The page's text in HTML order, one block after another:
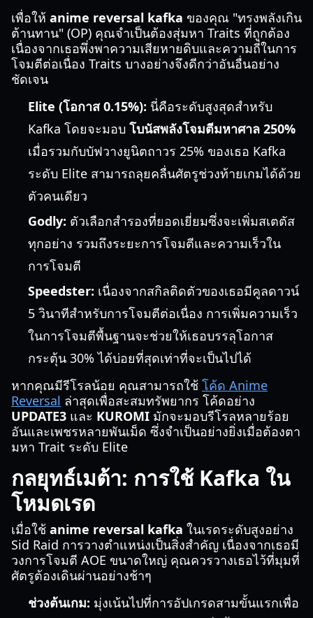
เพื่อให้ anime reversal kafka ของคุณ "ทรงพลังเกิน
ต้านทาน" (OP) คุณจำเป็นต้องสุ่มหา Traits ที่ถูกต้อง
เนื่องจากเธอพึ่งพาความเสียหายดิบและความถี่ในการ
โจมตีต่อเนื่อง Traits บางอย่างจึงดีกว่าอันอื่นอย่าง
ชัดเจน
Elite (โอกาส 0.15%): นี่คือระดับสูงสุดสำหรับ
Kafka โดยจะมอบ โบนัสพลังโจมตีมหาศาล 250%
เมื่อรวมกับบัฟวางยูนิตถาวร 25% ของเธอ Kafka
ระดับ Elite สามารถลุยคลื่นศัตรูช่วงท้ายเกมได้ด้วย
ตัวคนเดียว
Godly: ตัวเลือกสำรองที่ยอดเยี่ยมซึ่งจะเพิ่มสเตตัส
ทุกอย่าง รวมถึงระยะการโจมตีและความเร็วใน
การโจมตี
Speedster: เนื่องจากสกิลติดตัวของเธอมีคูลดาวน์
5 วินาทีสำหรับการโจมตีต่อเนื่อง การเพิ่มความเร็ว
ในการโจมตีพื้นฐานจะช่วยให้เธอบรรลุโอกาส
กระตุ้น 30% ได้บ่อยที่สุดเท่าที่จะเป็นไปได้
หากคุณมีรีโรลน้อย คุณสามารถใช้ โค้ด Anime
Reversal ล่าสุดเพื่อสะสมทรัพยากร โค้ดอย่าง
UPDATE3 และ KUROMI มักจะมอบรีโรลหลายร้อย
อันและเพชรหลายพันเม็ด ซึ่งจำเป็นอย่างยิ่งเมื่อต้องตา
มหา Trait ระดับ Elite
กลยุทธ์เมต้า: การใช้ Kafka ใน
โหมดเรด
เมื่อใช้ anime reversal kafka ในเรดระดับสูงอย่าง
Sid Raid การวางตำแหน่งเป็นสิ่งสำคัญ เนื่องจากเธอมี
วงการโจมตี AOE ขนาดใหญ่ คุณควรวางเธอไว้ที่มุมที่
ศัตรูต้องเดินผ่านอย่างช้าๆ
ช่วงต้นเกม: มุ่งเน้นไปที่การอัปเกรดสามขั้นแรกเพื่อ